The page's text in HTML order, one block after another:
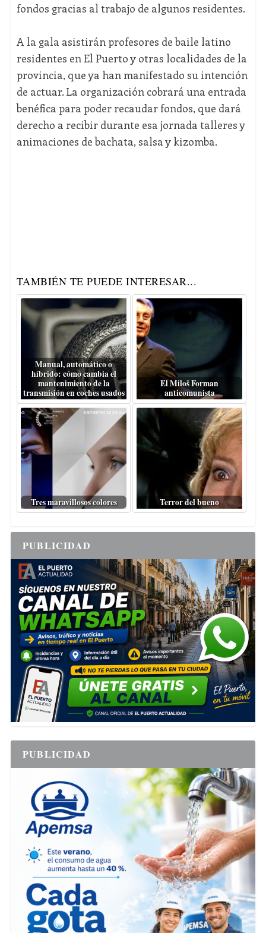
fondos gracias al trabajo de algunos residentes.
A la gala asistirán profesores de baile latino
residentes en El Puerto y otras localidades de la
provincia, que ya han manifestado su intención
de actuar. La organización cobrará una entrada
benéfica para poder recaudar fondos, que dará
derecho a recibir durante esa jornada talleres y
animaciones de bachata, salsa y kizomba.
TAMBIÉN TE PUEDE INTERESAR...
Manual, automático o
híbrido: cómo cambia el
mantenimiento de la
transmisión en coches usados
El Miloš Forman
anticomunista
Tres maravillosos colores Terror del bueno
PUBLICIDAD
PUBLICIDAD